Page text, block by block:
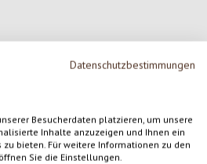
Datenschutzbestimmungen
Besucherdaten platzieren, um unsere
Inhalte anzuzeigen und Ihnen ein
bieten. Für weitere Informationen zu den
Sie die Einstellungen.
5 stelle
con il prodotto con altri clienti.